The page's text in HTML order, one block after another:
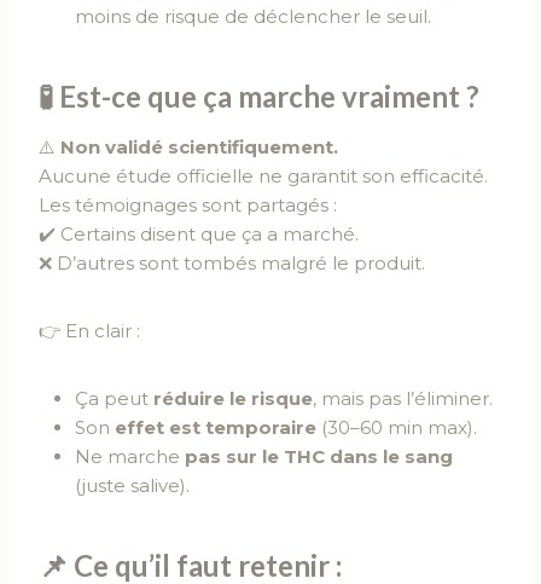
moins de risque de déclencher le seuil.
🧪 Est-ce que ça marche vraiment ?
⚠️ Non validé scientifiquement.
Aucune étude officielle ne garantit son efficacité.
Les témoignages sont partagés :
✔️ Certains disent que ça a marché.
❌ D’autres sont tombés malgré le produit.
👉 En clair :
Ça peut réduire le risque, mais pas l’éliminer.
Son effet est temporaire (30–60 min max).
Ne marche pas sur le THC dans le sang
(juste salive).
📌 Ce qu’il faut retenir :